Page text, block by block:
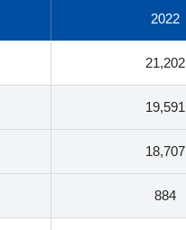
2022
21,202
19,591
18,707
884